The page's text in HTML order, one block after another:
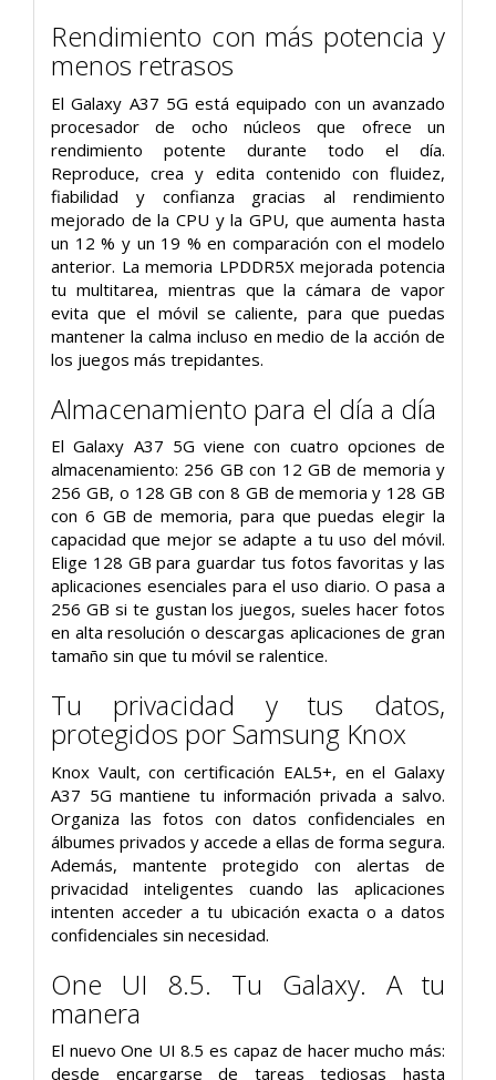
Rendimiento con más potencia y
menos retrasos
El Galaxy A37 5G está equipado con un avanzado
procesador de ocho núcleos que ofrece un
rendimiento potente durante todo el día.
Reproduce, crea y edita contenido con fluidez,
fiabilidad y confianza gracias al rendimiento
mejorado de la CPU y la GPU, que aumenta hasta
un 12 % y un 19 % en comparación con el modelo
anterior. La memoria LPDDR5X mejorada potencia
tu multitarea, mientras que la cámara de vapor
evita que el móvil se caliente, para que puedas
mantener la calma incluso en medio de la acción de
los juegos más trepidantes.
Almacenamiento para el día a día
El Galaxy A37 5G viene con cuatro opciones de
almacenamiento: 256 GB con 12 GB de memoria y
256 GB, o 128 GB con 8 GB de memoria y 128 GB
con 6 GB de memoria, para que puedas elegir la
capacidad que mejor se adapte a tu uso del móvil.
Elige 128 GB para guardar tus fotos favoritas y las
aplicaciones esenciales para el uso diario. O pasa a
256 GB si te gustan los juegos, sueles hacer fotos
en alta resolución o descargas aplicaciones de gran
tamaño sin que tu móvil se ralentice.
Tu privacidad y tus datos,
protegidos por Samsung Knox
Knox Vault, con certificación EAL5+, en el Galaxy
A37 5G mantiene tu información privada a salvo.
Organiza las fotos con datos confidenciales en
álbumes privados y accede a ellas de forma segura.
Además, mantente protegido con alertas de
privacidad inteligentes cuando las aplicaciones
intenten acceder a tu ubicación exacta o a datos
confidenciales sin necesidad.
One UI 8.5. Tu Galaxy. A tu
manera
El nuevo One UI 8.5 es capaz de hacer mucho más:
desde encargarse de tareas tediosas hasta